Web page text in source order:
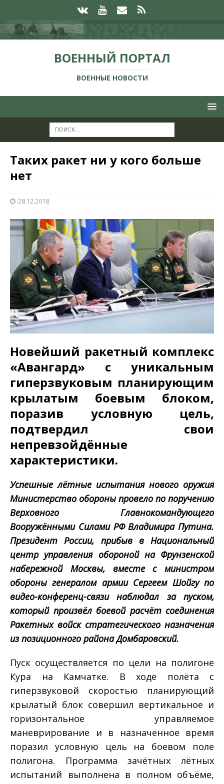
ВОЕННЫЙ ПОРТАЛ
ВОЕННЫЕ НОВОСТИ
Таких ракет ни у кого больше
нет
28.12.2018
Новейший ракетный комплекс
«Авангард» с уникальным
гиперзвуковым планирующим
крылатым боевым блоком,
поразив условную цель,
подтвердил свои
непревзойдённые
характеристики.
Успешные лётные испытания нового оружия
Министерство обороны провело по поручению
Верховного Главнокомандующего
Вооружёнными Силами РФ Владимира Путина.
Президент России, прибыв в Национальный
центр управления обороной на Фрунзенской
набережной Москвы, вместе с министром
обороны генералом армии Сергеем Шойгу по
видео-конференц-связи наблюдал за пуском,
который произвёл боевой расчёт соединения
Ракетных войск стратегического назначения
из позиционного района Домбаровский.
Пуск осуществляется по цели на полигоне
Кура на Камчатке. В ходе полёта с
гиперзвуковой скоростью планирующий
крылатый блок совершил вертикальное и
горизонтальное управляемое
маневрирование и в назначенное время
поразил условную цель на боевом поле
полигона. Программа зачётных лётных
испытаний выполнена в полном объёме,